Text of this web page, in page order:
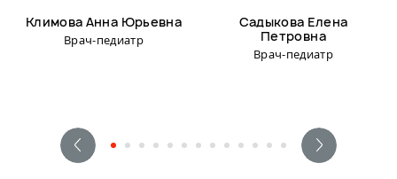
Климова Анна Юрьевна
Врач-педиатр
Садыкова Елена
Петровна
Врач-педиатр